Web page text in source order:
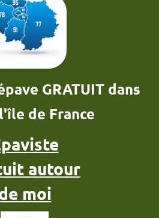
GRATUIT dans
de France
autour
moi